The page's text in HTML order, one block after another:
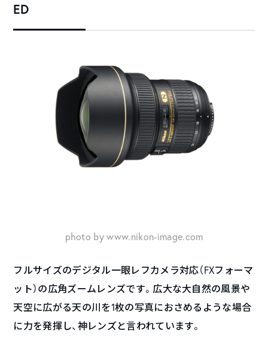
ED
photo by www.nikon-image.com
フルサイズのデジタル一眼レフカメラ対応（FXフォーマ
ット）の広角ズームレンズです。広大な大自然の風景や
天空に広がる天の川を1枚の写真におさめるような場合
に力を発揮し、神レンズと言われています。